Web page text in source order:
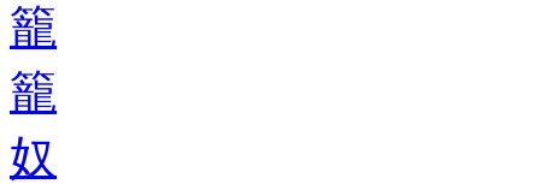
籠
籠
奴